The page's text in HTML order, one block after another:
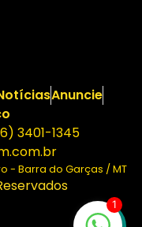
Anuncie
3401-1345
- Barra do Garças / MT
1